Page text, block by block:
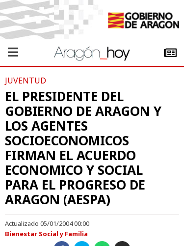
JUVENTUD
EL PRESIDENTE DEL
GOBIERNO DE ARAGON Y
LOS AGENTES
SOCIOECONOMICOS
FIRMAN EL ACUERDO
ECONOMICO Y SOCIAL
PARA EL PROGRESO DE
ARAGON (AESPA)
Actualizado 05/01/2004 00:00
Bienestar Social y Familia